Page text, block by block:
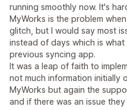
running smoothly now. It's
MyWorks is the problem
glitch, but I would say most
instead of days which is
previous syncing app.
It was a leap of faith to
not much information initially
MyWorks but again the
and if there was an issue